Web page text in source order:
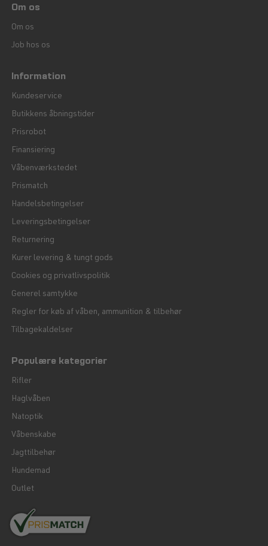
Om os
Om os
Job hos os
Information
Kundeservice
Butikkens åbningstider
Prisrobot
Finansiering
Våbenværkstedet
Prismatch
Handelsbetingelser
Leveringsbetingelser
Returnering
Kurer levering & tungt gods
Cookies og privatlivspolitik
Generel samtykke
Regler for køb af våben, ammunition & tilbehør
Tilbagekaldelser
Populære kategorier
Rifler
Haglvåben
Natoptik
Våbenskabe
Jagttilbehør
Hundemad
Outlet